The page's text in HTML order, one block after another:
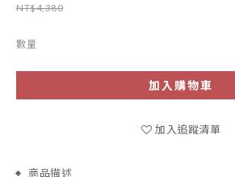
NT$4,380
數量
加入購物車
加入追蹤清單
商品描述